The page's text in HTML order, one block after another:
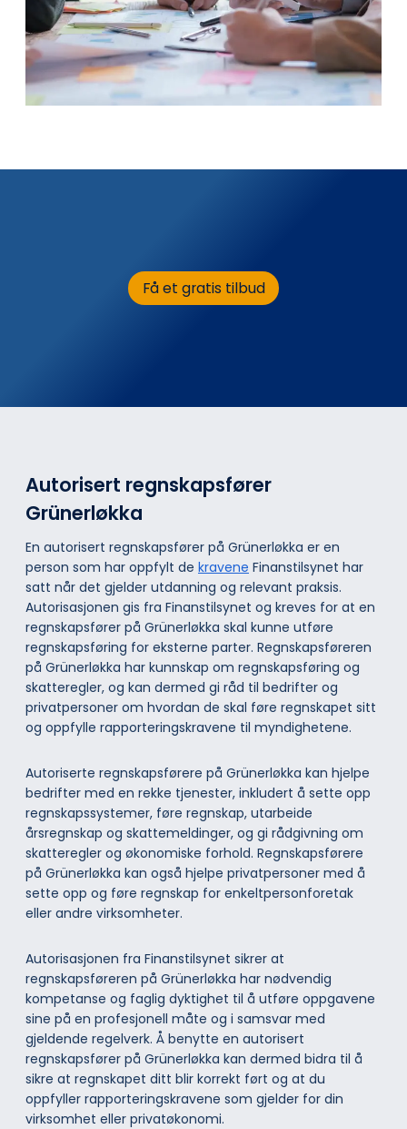
Få et gratis tilbud
Autorisert regnskapsfører
Grünerløkka
En autorisert regnskapsfører på Grünerløkka er en
person som har oppfylt de kravene Finanstilsynet har
satt når det gjelder utdanning og relevant praksis.
Autorisasjonen gis fra Finanstilsynet og kreves for at en
regnskapsfører på Grünerløkka skal kunne utføre
regnskapsføring for eksterne parter. Regnskapsføreren
på Grünerløkka har kunnskap om regnskapsføring og
skatteregler, og kan dermed gi råd til bedrifter og
privatpersoner om hvordan de skal føre regnskapet sitt
og oppfylle rapporteringskravene til myndighetene.
Autoriserte regnskapsførere på Grünerløkka kan hjelpe
bedrifter med en rekke tjenester, inkludert å sette opp
regnskapssystemer, føre regnskap, utarbeide
årsregnskap og skattemeldinger, og gi rådgivning om
skatteregler og økonomiske forhold. Regnskapsførere
på Grünerløkka kan også hjelpe privatpersoner med å
sette opp og føre regnskap for enkeltpersonforetak
eller andre virksomheter.
Autorisasjonen fra Finanstilsynet sikrer at
regnskapsføreren på Grünerløkka har nødvendig
kompetanse og faglig dyktighet til å utføre oppgavene
sine på en profesjonell måte og i samsvar med
gjeldende regelverk. Å benytte en autorisert
regnskapsfører på Grünerløkka kan dermed bidra til å
sikre at regnskapet ditt blir korrekt ført og at du
oppfyller rapporteringskravene som gjelder for din
virksomhet eller privatøkonomi.